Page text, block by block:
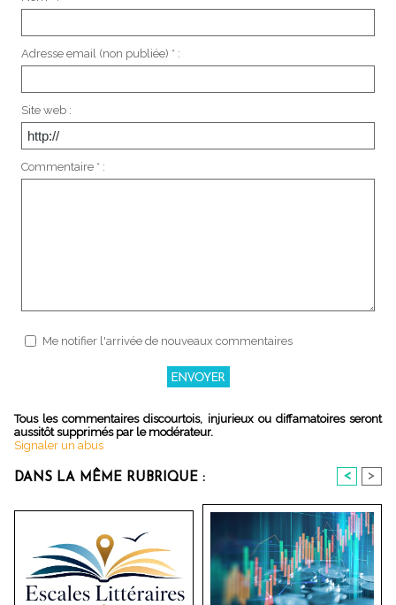
Adresse email (non publiée) * :
Site web :
Commentaire * :
Me notifier l'arrivée de nouveaux commentaires
Tous les commentaires discourtois, injurieux ou diffamatoires seront
aussitôt supprimés par le modérateur.
Signaler un abus
DANS LA MÊME RUBRIQUE : < >